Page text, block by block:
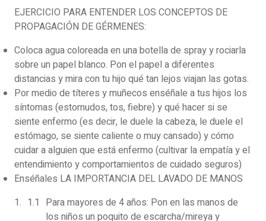
EJERCICIO PARA ENTENDER LOS CONCEPTOS DE
PROPAGACIÓN DE GÉRMENES:
Coloca agua coloreada en una botella de spray y rociarla
sobre un papel blanco. Pon el papel a diferentes
distancias y mira con tu hijo qué tan lejos viajan las gotas.
Por medio de títeres y muñecos enséñale a tus hijos los
síntomas (estornudos, tos, fiebre) y qué hacer si se
siente enfermo (es decir, le duele la cabeza, le duele el
estómago, se siente caliente o muy cansado) y cómo
cuidar a alguien que está enfermo (cultivar la empatía y el
entendimiento y comportamientos de cuidado seguros)
Enséñales LA IMPORTANCIA DEL LAVADO DE MANOS
Para mayores de 4 años: Pon en las manos de
los niños un poquito de escarcha/mireya y